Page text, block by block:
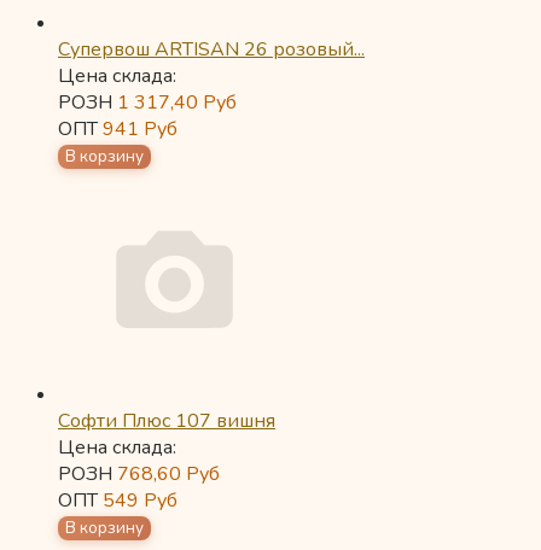
Супервош ARTISAN 26 розовый...
Цена склада:
РОЗН 1 317,40 Руб
ОПТ941 Руб
Софти Плюс 107 вишня
Цена склада:
РОЗН 768,60 Руб
ОПТ549 Руб